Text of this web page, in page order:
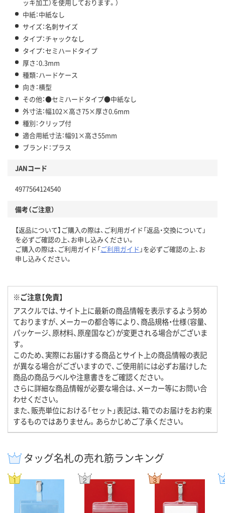
ッキ加工）を使用しております。）
中紙：中紙なし
サイズ：名刺サイズ
タイプ：チャックなし
タイプ：セミハードタイプ
厚さ：0.3mm
種類：ハードケース
向き：横型
その他：●セミハードタイプ●中紙なし
外寸法：幅102×高さ75×厚さ0.6mm
種別：クリップ付
適合用紙寸法：幅91×高さ55mm
ブランド：プラス
JANコード
4977564124540
備考（ご注意）
【返品について】ご購入の際は、ご利用ガイド「返品・交換について」
を必ずご確認の上、お申し込みください。
ご購入の際は、ご利用ガイド「ご利用ガイド 」を必ずご確認の上、お
申し込みください。
※ご注意【免責】
アスクルでは、サイト上に最新の商品情報を表示するよう努め
ておりますが、メーカーの都合等により、商品規格・仕様（容量、
パッケージ、原材料、原産国など）が変更される場合がございま
す。
このため、実際にお届けする商品とサイト上の商品情報の表記
が異なる場合がございますので、ご使用前には必ずお届けした
商品の商品ラベルや注意書きをご確認ください。
さらに詳細な商品情報が必要な場合は、メーカー等にお問い合
わせください。
また、販売単位における「セット」表記は、箱でのお届けをお約束
するものではありません。あらかじめご了承ください。
タッグ名札の売れ筋ランキング